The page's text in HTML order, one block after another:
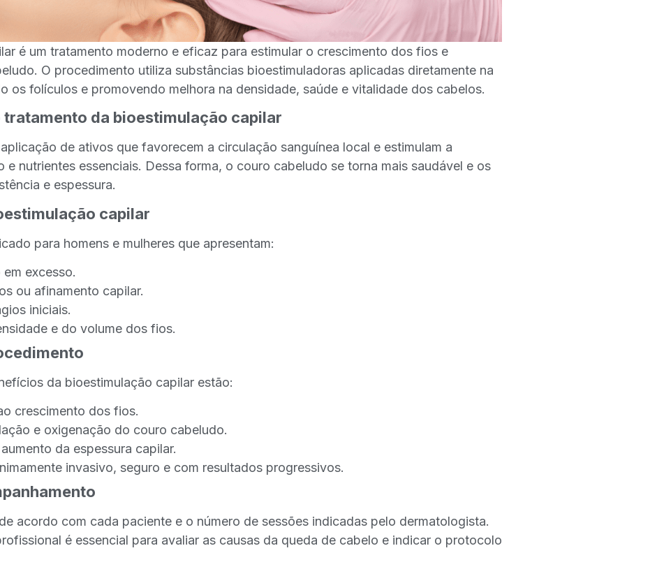
é um tratamento moderno e eficaz para estimular o crescimento dos fios e
O procedimento utiliza substâncias bioestimuladoras aplicadas diretamente na
os folículos e promovendo melhora na densidade, saúde e vitalidade dos cabelos.
tratamento da bioestimulação capilar
de ativos que favorecem a circulação sanguínea local e estimulam a
e nutrientes essenciais. Dessa forma, o couro cabeludo se torna mais saudável e os
e espessura.
capilar
para homens e mulheres que apresentam:
excesso.
ou afinamento capilar.
iniciais.
e do volume dos fios.
da bioestimulação capilar estão:
crescimento dos fios.
e oxigenação do couro cabeludo.
da espessura capilar.
invasivo, seguro e com resultados progressivos.
acordo com cada paciente e o número de sessões indicadas pelo dermatologista.
é essencial para avaliar as causas da queda de cabelo e indicar o protocolo